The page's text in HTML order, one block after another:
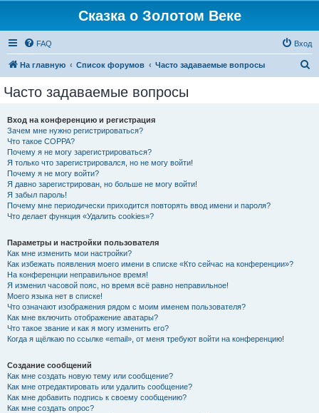
Сказка о Золотом Веке
FAQ Вход
На главную Список форумов Часто задаваемые вопросы
Часто задаваемые вопросы
Вход на конференцию и регистрация
Зачем мне нужно регистрироваться?
Что такое COPPA?
Почему я не могу зарегистрироваться?
Я только что зарегистрировался, но не могу войти!
Почему я не могу войти?
Я давно зарегистрирован, но больше не могу войти!
Я забыл пароль!
Почему мне периодически приходится повторять ввод имени и пароля?
Что делает функция «Удалить cookies»?
Параметры и настройки пользователя
Как мне изменить мои настройки?
Как избежать появления моего имени в списке «Кто сейчас на конференции»?
На конференции неправильное время!
Я изменил часовой пояс, но время всё равно неправильное!
Моего языка нет в списке!
Что означают изображения рядом с моим именем пользователя?
Как мне включить отображение аватары?
Что такое звание и как я могу изменить его?
Когда я щёлкаю по ссылке «email», от меня требуют войти на конференцию!
Создание сообщений
Как мне создать новую тему или сообщение?
Как мне отредактировать или удалить сообщение?
Как мне добавить подпись к своему сообщению?
Как мне создать опрос?